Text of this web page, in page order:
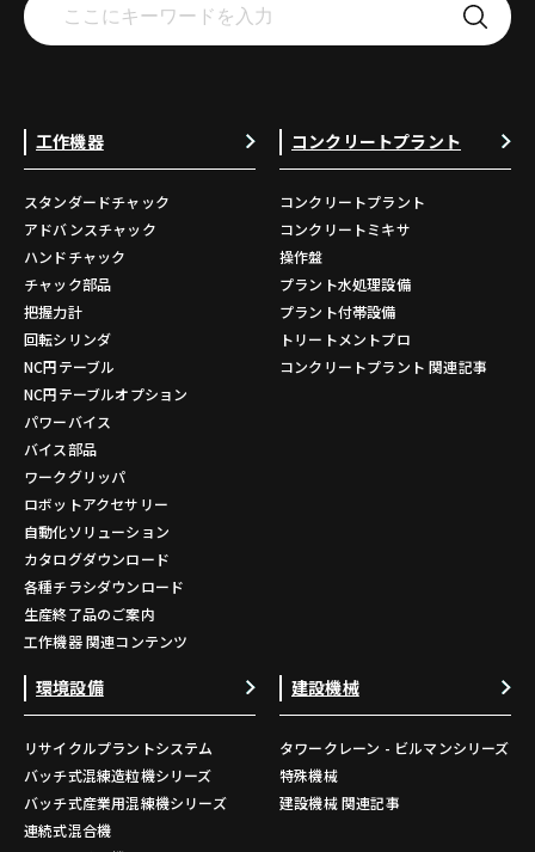
工作機器
スタンダードチャック
アドバンスチャック
ハンドチャック
チャック部品
把握力計
回転シリンダ
NC円テーブル
NC円テーブルオプション
パワーバイス
バイス部品
ワークグリッパ
ロボットアクセサリー
自動化ソリューション
カタログダウンロード
各種チラシダウンロード
生産終了品のご案内
工作機器 関連コンテンツ
コンクリートプラント
コンクリートプラント
コンクリートミキサ
操作盤
プラント水処理設備
プラント付帯設備
トリートメントプロ
コンクリートプラント 関連記事
環境設備
リサイクルプラントシステム
バッチ式混練造粒機シリーズ
バッチ式産業用混練機シリーズ
連続式混合機
建設機械
タワークレーン - ビルマンシリーズ
特殊機械
建設機械 関連記事